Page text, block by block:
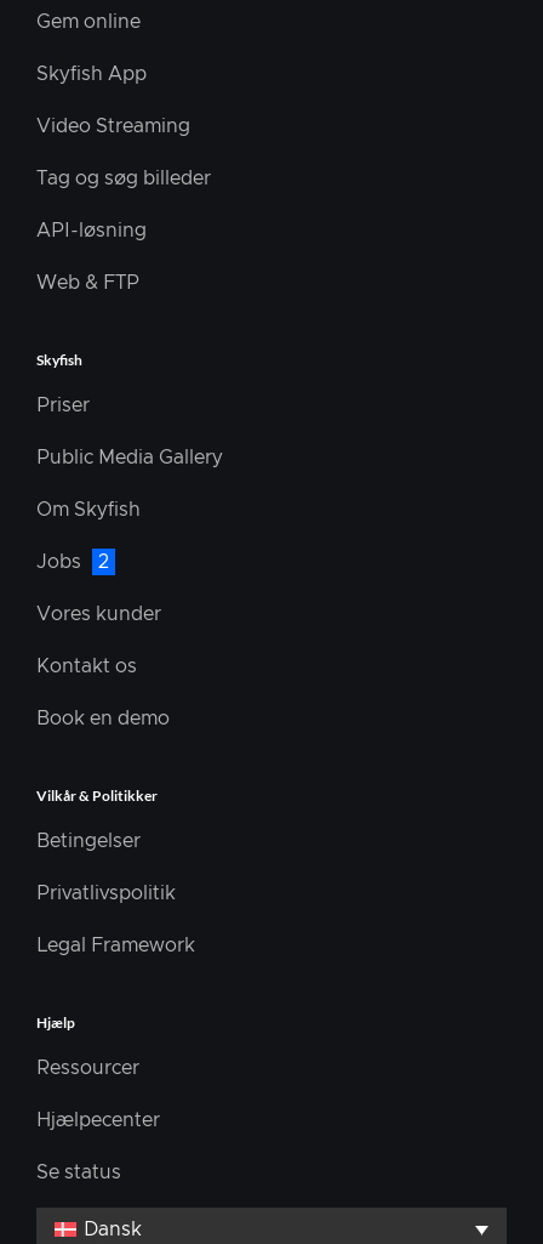
Gem online
Skyfish App
Video Streaming
Tag og søg billeder
API-løsning
Web & FTP
Skyfish
Priser
Public Media Gallery
Om Skyfish
Jobs 2
Vores kunder
Kontakt os
Book en demo
Vilkår & Politikker
Betingelser
Privatlivspolitik
Legal Framework
Hjælp
Ressourcer
Hjælpecenter
Se status
Dansk